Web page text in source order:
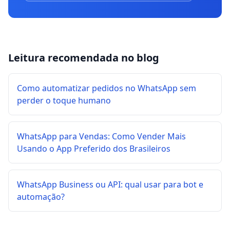
Leitura recomendada no blog
Como automatizar pedidos no WhatsApp sem
perder o toque humano
WhatsApp para Vendas: Como Vender Mais
Usando o App Preferido dos Brasileiros
WhatsApp Business ou API: qual usar para bot e
automação?